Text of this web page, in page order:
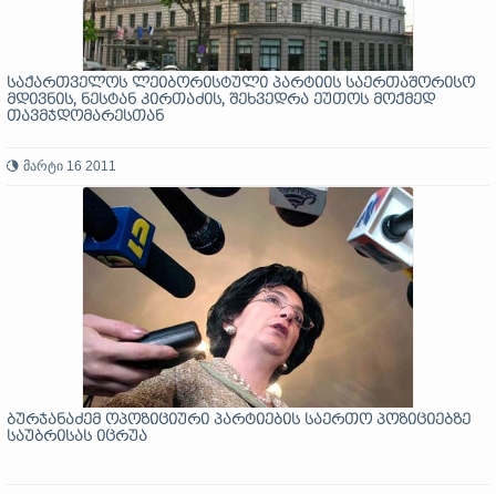
საქართველოს ლეიბორისტული პარტიის საერთაშორისო
მდივნის, ნესტან კირთაძის, შეხვედრა ეუთოს მოქმედ
თავმჯდომარესთან
მარტი 16 2011
ბურჯანაძემ ოპოზიციური პარტიების საერთო პოზიციებზე
საუბრისას იცრუა